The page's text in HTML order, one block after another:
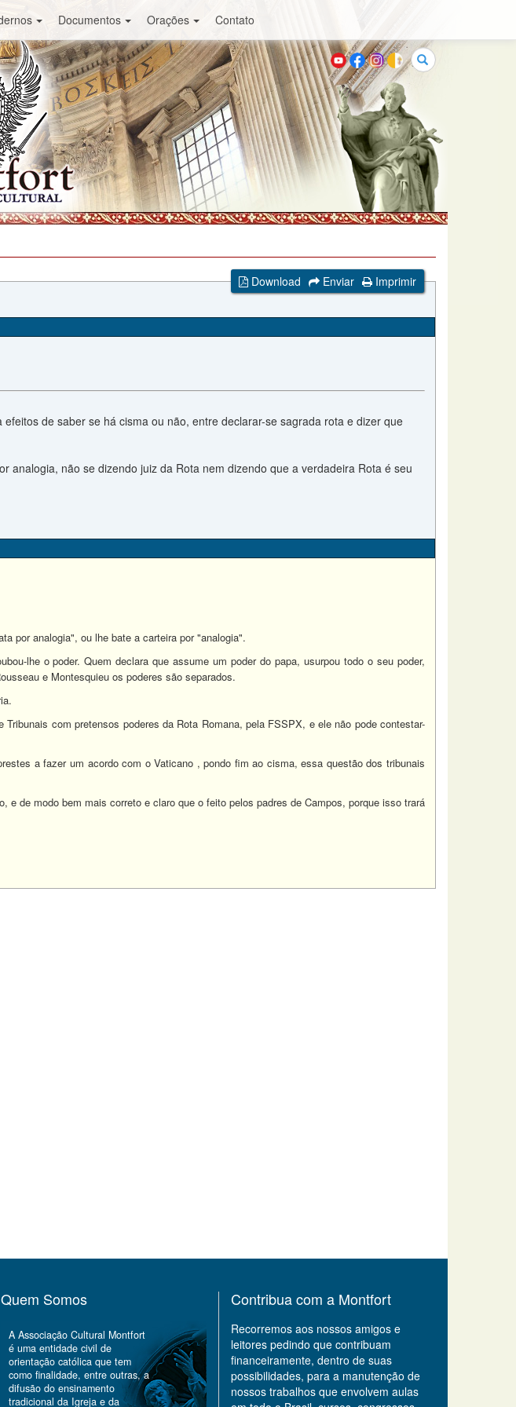
Documentos Orações Contato
Buscar
Download Enviar
Imprimir
de saber se há cisma ou não, entre declarar-se sagrada rota e dizer que
analogia, não se dizendo juiz da Rota nem dizendo que a verdadeira Rota é seu
por analogia", ou lhe bate a carteira por "analogia".
lhe o poder. Quem declara que assume um poder do papa, usurpou todo o seu poder,
e Montesquieu os poderes são separados.
com pretensos poderes da Rota Romana, pela FSSPX, e ele não pode contestar-
a fazer um acordo com o Vaticano , pondo fim ao cisma, essa questão dos tribunais
e de modo bem mais correto e claro que o feito pelos padres de Campos, porque isso trará
Quem Somos
A Associação Cultural Montfort
é uma entidade civil de
orientação católica que tem
como finalidade, entre outras, a
difusão do ensinamento
tradicional da Igreja e da
Contribua com a Montfort
Recorremos aos nossos amigos e
leitores pedindo que contribuam
financeiramente, dentro de suas
possibilidades, para a manutenção de
nossos trabalhos que envolvem aulas